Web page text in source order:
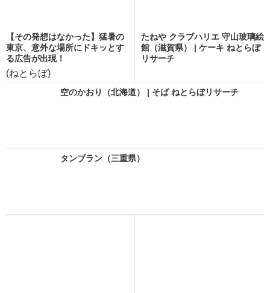
【その発想はなかった】猛暑の
東京、意外な場所にドキッとす
る広告が出現！
(ねとらぼ)
たねや クラブハリエ 守山玻璃絵
館（滋賀県） | ケーキ ねとらぼ
リサーチ
空のかおり（北海道） | そば ねとらぼリサーチ
タンブラン（三重県）